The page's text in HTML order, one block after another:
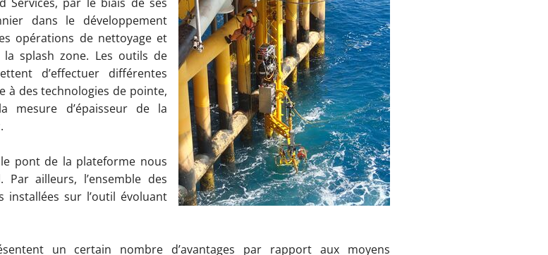
dans le développement
opérations de nettoyage et
splash zone. Les outils de
d’effectuer différentes
à des technologies de pointe,
mesure d’épaisseur de la
pont de la plateforme nous
ailleurs, l’ensemble des
installées sur l’outil évoluant
un certain nombre d’avantages par rapport aux moyens